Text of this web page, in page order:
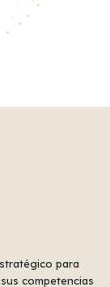
para
competencias